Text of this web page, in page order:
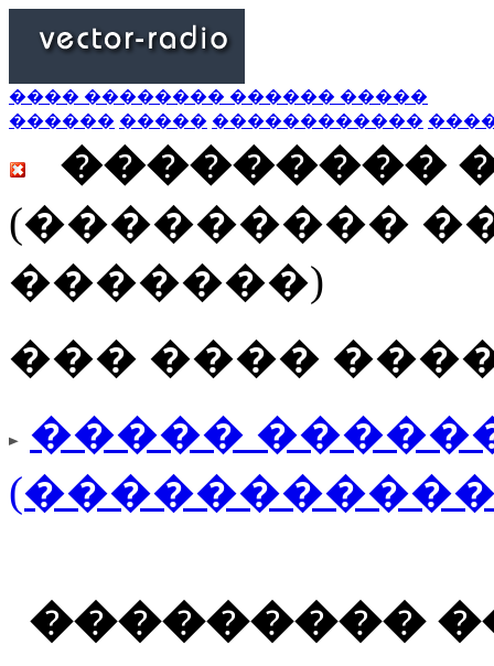
���� �������� ������ �����
������ ����� ������������
���������
(���������
�������)
��� ����
�����
���������